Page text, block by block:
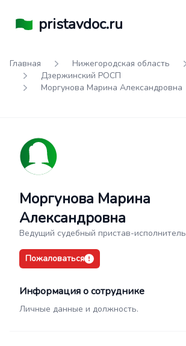
pristavdoc.ru
Главная Нижегородская область
Дзержинский РОСП
Моргунова Марина Александровна
Моргунова Марина
Александровна
Ведущий судебный пристав-исполнитель
Пожаловаться
Информация о сотруднике
Личные данные и должность.